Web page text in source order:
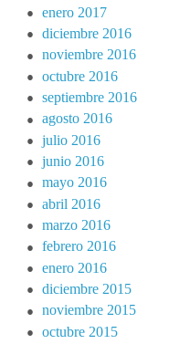
enero 2017
diciembre 2016
noviembre 2016
octubre 2016
septiembre 2016
agosto 2016
julio 2016
junio 2016
mayo 2016
abril 2016
marzo 2016
febrero 2016
enero 2016
diciembre 2015
noviembre 2015
octubre 2015